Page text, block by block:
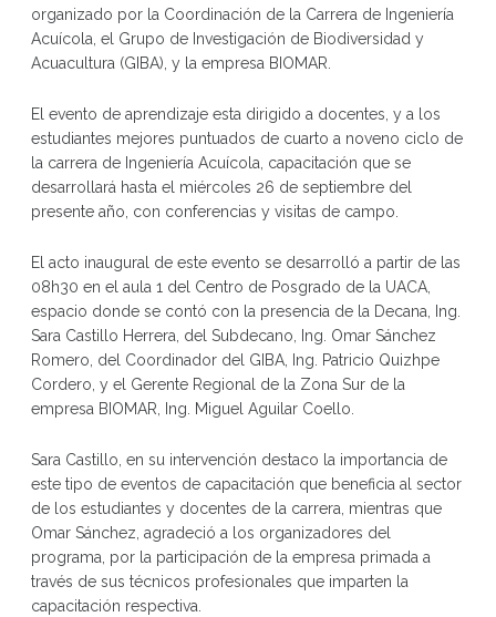
organizado por la Coordinación de la Carrera de Ingeniería
Acuícola, el Grupo de Investigación de Biodiversidad y
Acuacultura (GIBA), y la empresa BIOMAR.
El evento de aprendizaje esta dirigido a docentes, y a los
estudiantes mejores puntuados de cuarto a noveno ciclo de
la carrera de Ingeniería Acuícola, capacitación que se
desarrollará hasta el miércoles 26 de septiembre del
presente año, con conferencias y visitas de campo.
El acto inaugural de este evento se desarrolló a partir de las
08h30 en el aula 1 del Centro de Posgrado de la UACA,
espacio donde se contó con la presencia de la Decana, Ing.
Sara Castillo Herrera, del Subdecano, Ing. Omar Sánchez
Romero, del Coordinador del GIBA, Ing. Patricio Quizhpe
Cordero, y el Gerente Regional de la Zona Sur de la
empresa BIOMAR, Ing. Miguel Aguilar Coello.
Sara Castillo, en su intervención destaco la importancia de
este tipo de eventos de capacitación que beneficia al sector
de los estudiantes y docentes de la carrera, mientras que
Omar Sánchez, agradeció a los organizadores del
programa, por la participación de la empresa primada a
través de sus técnicos profesionales que imparten la
capacitación respectiva.